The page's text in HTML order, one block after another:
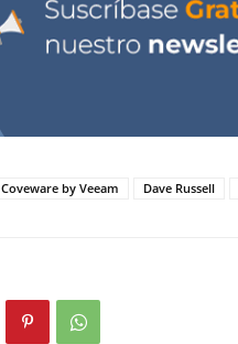
Coveware by Veeam Dave Russell